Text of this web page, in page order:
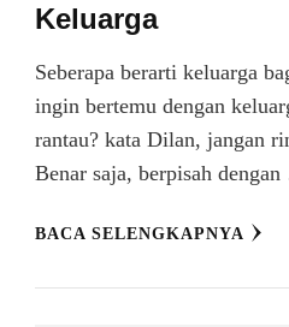
Keluarga
Seberapa berarti keluarga
ingin bertemu dengan
rantau? kata Dilan, jangan
Benar saja, berpisah
BACA SELENGKAPNYA